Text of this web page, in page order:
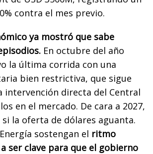
contra el mes previo.
ya mostró que sabe
En octubre del año
la última corrida con una
bien restrictiva, que sigue
intervención directa del Central
en el mercado. De cara a 2027,
la oferta de dólares aguanta.
sostengan el ritmo
ser clave para que el gobierno